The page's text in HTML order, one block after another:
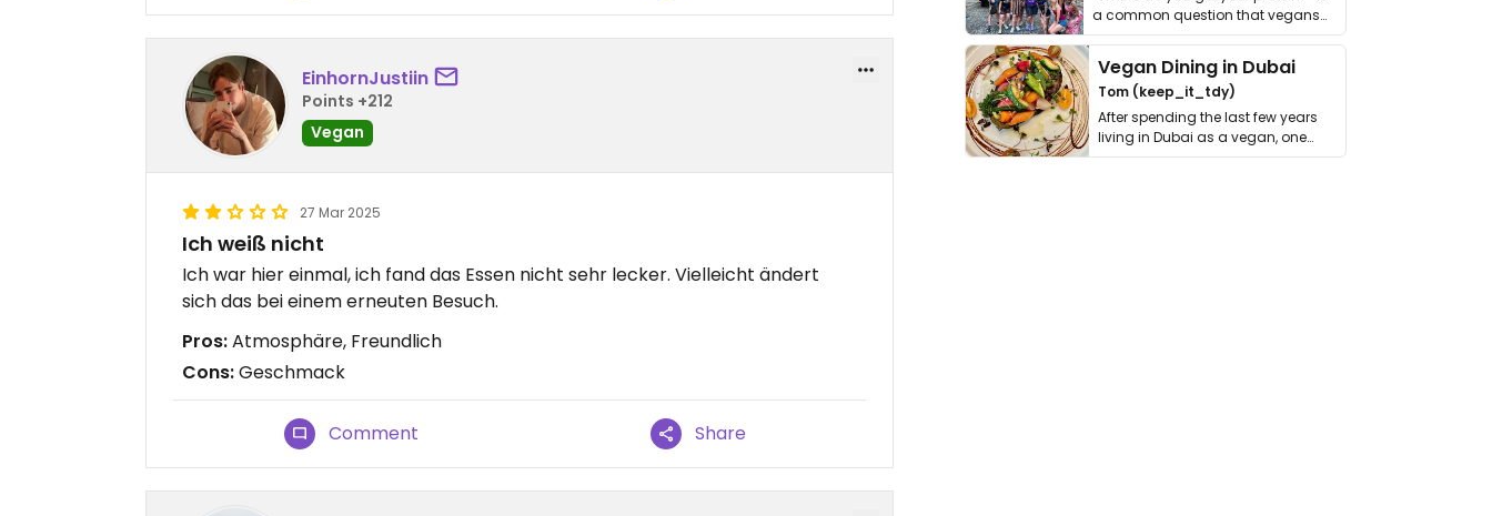
EinhornJustiin
Points +212
Vegan
27 Mar 2025
Ich weiß nicht
Ich war hier einmal, ich fand das Essen nicht sehr lecker. Vielleicht ändert
sich das bei einem erneuten Besuch.
Pros:Atmosphäre, Freundlich
Cons:Geschmack
Comment Share
a common question that vegans
get asked. …
Vegan Dining in Dubai
Tom (keep_it_tdy)
After spending the last few years
living in Dubai as a vegan, one
thing has …